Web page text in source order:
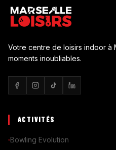
Votre centre de loisirs indoor à
moments inoubliables.
ACTIVITÉS
Bowling Evolution